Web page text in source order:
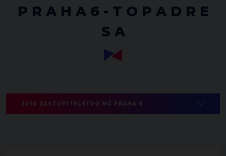
P R A H A 6 - T O P A D R E
S A
2010 ZASTUPITELSTVO MČ PRAHA 6